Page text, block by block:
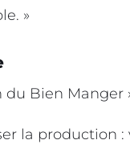
»
Bien Manger
la production